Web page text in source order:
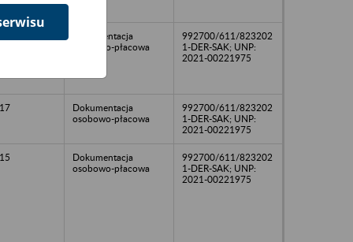
Dokumentacja
osobowo-płacowa
992700/611/823202
1-DER-SAK; UNP:
2021-00221975
Dokumentacja
osobowo-płacowa
992700/611/823202
1-DER-SAK; UNP:
2021-00221975
Dokumentacja
osobowo-płacowa
992700/611/823202
1-DER-SAK; UNP:
2021-00221975